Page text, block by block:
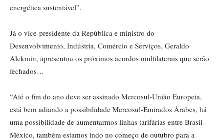
energética sustentável”.
Já o vice-presidente da República e ministro do
Desenvolvimento, Indústria, Comércio e Serviços, Geraldo
Alckmin, apresentou os próximos acordos multilaterais que serão
fechados…
“Até o fim do ano deve ser assinado Mercosul-União Europeia,
está bem adiando a possibilidade Mercosul-Emirados Árabes, há
uma possibilidade de aumentarmos linhas tarifárias entre Brasil-
México, também estamos indo no começo de outubro para a